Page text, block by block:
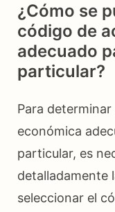
¿Cómo se
código de
adecuado
particular?
Para
económica
particular, es
detalladamente
seleccionar el